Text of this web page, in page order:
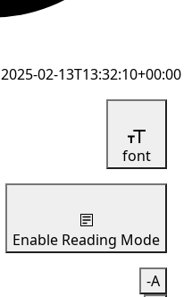
2025-02-13T13:32:10+00:00
font
Enable Reading Mode
A-